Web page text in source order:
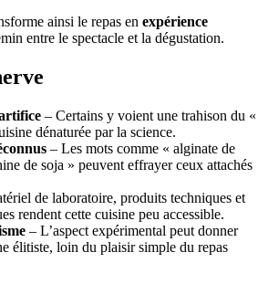
ainsi le repas en expérience
entre le spectacle et la dégustation.
– Certains y voient une trahison du «
dénaturée par la science.
– Les mots comme « alginate de
de soja » peuvent effrayer ceux attachés
de laboratoire, produits techniques et
rendent cette cuisine peu accessible.
– L’aspect expérimental peut donner
élitiste, loin du plaisir simple du repas